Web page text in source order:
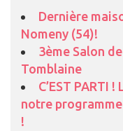
Dernière
Nomeny (54)!
3ème Salon
Tomblaine
C’EST PARTI
notre
!